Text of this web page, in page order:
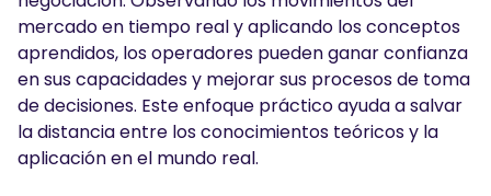
mercado en tiempo real y aplicando los conceptos
aprendidos, los operadores pueden ganar confianza
en sus capacidades y mejorar sus procesos de toma
de decisiones. Este enfoque práctico ayuda a salvar
la distancia entre los conocimientos teóricos y la
aplicación en el mundo real.